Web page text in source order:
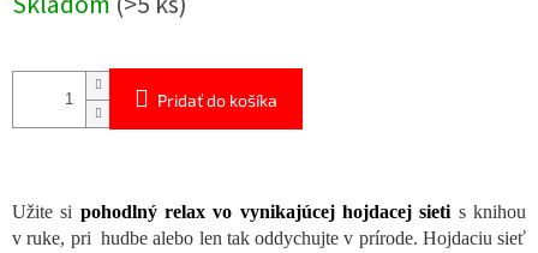
cena:
Pridať do košíka
Užite si pohodlný relax vo vynikajúcej hojdacej sieti s knihou
v ruke, pri hudbe alebo len tak oddychujte v prírode. Hojdaciu sieť